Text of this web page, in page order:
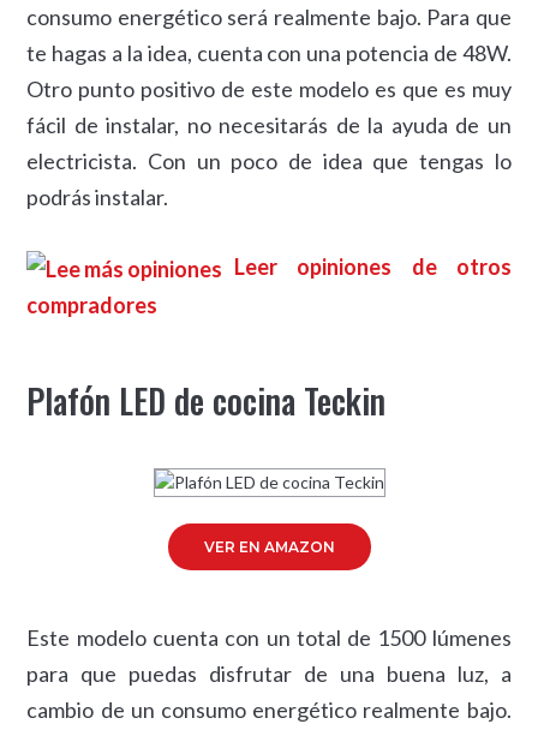
consumo energético será realmente bajo. Para que
te hagas a la idea, cuenta con una potencia de 48W.
Otro punto positivo de este modelo es que es muy
fácil de instalar, no necesitarás de la ayuda de un
electricista. Con un poco de idea que tengas lo
podrás instalar.
Leer opiniones de otros
compradores
Plafón LED de cocina Teckin
VER EN AMAZON
Este modelo cuenta con un total de 1500 lúmenes
para que puedas disfrutar de una buena luz, a
cambio de un consumo energético realmente bajo.